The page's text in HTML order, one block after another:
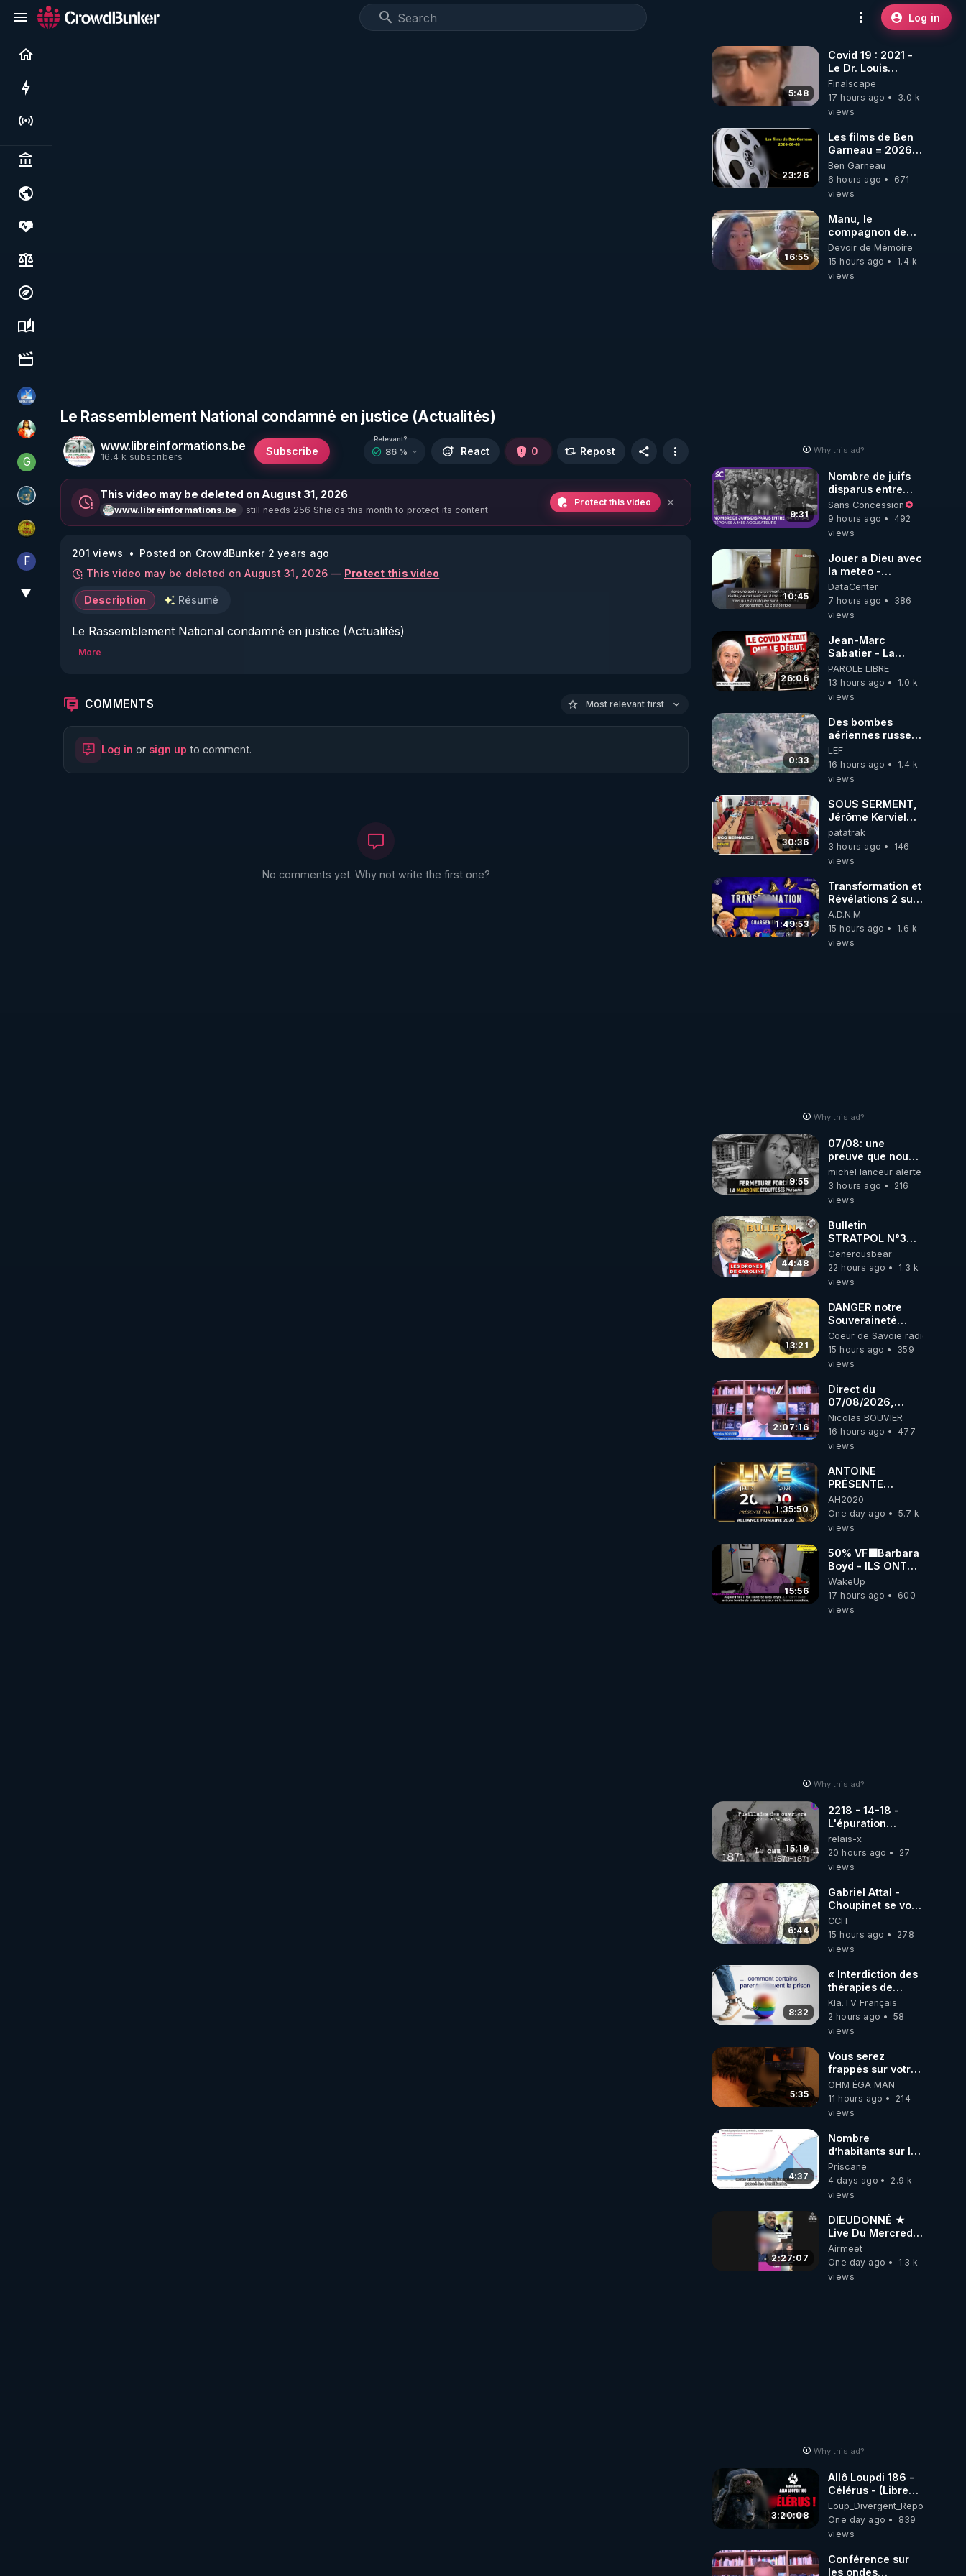
Log in
Live
Politics & institutions
Society, justice & freedoms
Economy, environment & technology
Science, history & spirituality
Culture, media & entertainment
PAROLE LIBRE
L'autre son de cloche
G Generousbear
Réinformation sur le monde
CDS pour TOUS
FFinalscape
▼
Le Rassemblement National condamné en justice (Actualités)
www.libreinformations.be
16.4 k subscribers Subscribe
Relevant?
86 % React 0 Repost
This video may be deleted on August 31, 2026
www.libreinformations.be still needs 256 Shields this month to protect its content
Protect this video
201 views
Posted on CrowdBunker 2 years ago
This video may be deleted on August 31, 2026 — Protect this video
Description Résumé
Le Rassemblement National condamné en justice (Actualités)
More
COMMENTS Most relevant first
Log in or sign up to comment.
No comments yet. Why not write the first one?
5:48
Covid 19 : 2021 -
Le Dr. Louis
Fouché renverse
le plateau de
CNews !
Finalscape
17 hours ago
3.0 k
views
23:26
Les films de Ben
Garneau = 2026-
08-08
Ben Garneau
6 hours ago
671
views
16:55
Manu, le
compagnon de
Kyria, raconte sa
garde à vue
musclée.
Devoir de Mémoire
15 hours ago
1.4 k
views
Why this ad?
9:31
Nombre de juifs
disparus entre
1941 et 1945
(Réponse à mes
accusateurs)
Sans Concession
9 hours ago
492
views
10:45
Jouer a Dieu avec
la meteo -
Citoicitoyen
DataCenter
7 hours ago
386
views
26:06
Jean-Marc
Sabatier - La
Covid-19 n'a été
que le début -
L'ARNm &
où auront-t-il ?
PAROLE LIBRE
13 hours ago
1.0 k
views
0:33
Des bombes
aériennes russes
anéantissent les
centres de
contrôle de
brigades
ukrainienne
LEF
16 hours ago
1.4 k
views
30:36
SOUS SERMENT,
Jérôme Kerviel
balance tout à
l'Assemblée !
patatrak
3 hours ago
146
views
1:49:53
Transformation et
Révélations 2 sur
2 - live du
07/08/26
A.D.N.M
15 hours ago
1.6 k
views
Why this ad?
9:55
07/08: une
preuve que nous
somme passé en
absurdie une
dictature qui veut
opposant !
michel lanceur alerte
3 hours ago
216
views
44:48
Bulletin
STRATPOL N°302.
Armée des
drones, MS-21 en
série, missiles
07.08.2026.
Generousbear
22 hours ago
1.3 k
views
13:21
DANGER notre
Souveraineté
Alimentaire est
attaqué...
Coeur de Savoie radioweb TV
15 hours ago
359
views
2:07:16
Direct du
07/08/2026,
présenté par
Nicolas BOUVIER
Nicolas BOUVIER
16 hours ago
477
views
1:35:50
ANTOINE
PRÉSENTE
AH2020 LE LIVE
20H ***DU
06/08/2026***
AH2020
One day ago
5.7 k
views
15:56
50% VF🟩Barbara
Boyd - ILS ONT
MENTI SUR TOUT
-Jocelyne
Traduction
WakeUp
17 hours ago
600
views
Why this ad?
15:19
2218 - 14-18 -
L'épuration
républicaine
organisée par les
frères de la
relais-x
20 hours ago
27
views
6:44
Gabriel Attal -
Choupinet se voit
en haut de
l'affiche
CCH
15 hours ago
278
views
8:32
« Interdiction des
thérapies de
conversion »
Kla.TV Français
2 hours ago
58
views
5:35
Vous serez
frappés sur votre
sol européens par
la faute des
dirigeants qui
le nez
OHM ÉGA MAN
11 hours ago
214
views
4:37
Nombre
d’habitants sur la
planète Terre…
Priscane
4 days ago
2.9 k
views
2:27:07
DIEUDONNÉ ★
Live Du Mercredi
5 Août 2026
Airmeet
One day ago
1.3 k
views
Why this ad?
3:20:08
Allô Loupdi 186 -
Célérus - (Libre
Antenne) - Loup
Divergent
2026.08.06
Loup_Divergent_Reposts
One day ago
839
views
Conférence sur
les ondes